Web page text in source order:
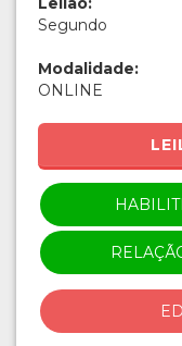
Segundo
Modalidade:
ONLINE